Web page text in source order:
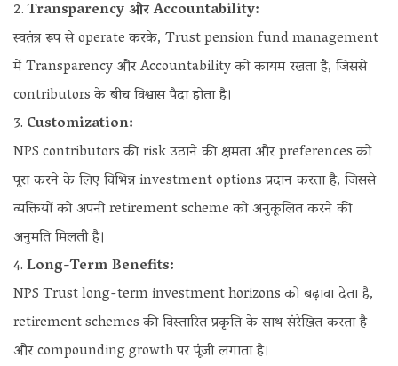
Transparency और Accountability:
स्वतंत्र रूप से operate करके, Trust pension fund management
में Transparency और Accountability को कायम रखता है, जिससे
contributors के बीच विश्वास पैदा होता है।
Customization:
NPS contributors की risk उठाने की क्षमता और preferences को
पूरा करने के लिए विभिन्न investment options प्रदान करता है, जिससे
व्यक्तियों को अपनी retirement scheme को अनुकूलित करने की
अनुमति मिलती है।
Long-Term Benefits:
NPS Trust long-term investment horizons को बढ़ावा देता है,
retirement schemes की विस्तारित प्रकृति के साथ संरेखित करता है
और compounding growth पर पूंजी लगाता है।